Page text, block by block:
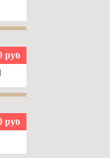
руб
руб